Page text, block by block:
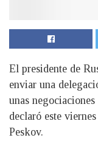
El presidente de
enviar una
unas
declaró este
Peskov.